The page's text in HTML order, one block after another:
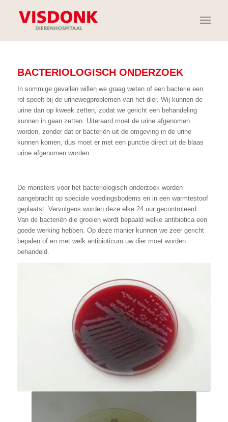
BACTERIOLOGISCH ONDERZOEK
In sommige gevallen willen we graag weten of een bacterie een
rol speelt bij de urinewegproblemen van het dier. Wij kunnen de
urine dan op kweek zetten, zodat we gericht een behandeling
kunnen in gaan zetten. Uiteraard moet de urine afgenomen
worden, zonder dat er bacteriën uit de omgeving in de urine
kunnen komen, dus moet er met een punctie direct uit de blaas
urine afgenomen worden.
De monsters voor het bacteriologisch onderzoek worden
aangebracht op speciale voedingsbodems en in een warmtestoof
geplaatst. Vervolgens worden deze elke 24 uur gecontroleerd.
Van de bacteriën die groeien wordt bepaald welke antibiotica een
goede werking hebben. Op deze manier kunnen we zeer gericht
bepalen of en met welk antibioticum uw dier moet worden
behandeld.